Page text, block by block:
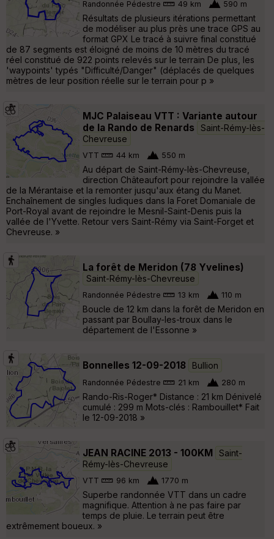
Randonnée Pédestre 49 km 590 m
Résultats de plusieurs itérations permettant
de modéliser au plus près une trace GPS au
format GPX Le tracé à suivre final constitué
de 87 segments est éloigné de moins de 10 mètres du tracé
réel constitué de 922 points relevés sur le terrain De plus, les
'waypoints' typés "Difficulté/Danger" (déplacés de quelques
mètres de leur position réelle sur le terrain pour p »
MJC Palaiseau VTT : Variante autour
de la Rando de Renards
Saint-Rémy-lès-
Chevreuse
VTT 44 km 550 m
Au départ de Saint-Rémy-lès-Chevreuse,
direction Châteaufort pour rejoindre la vallée
de la Mérantaise et la remonter jusqu'aux étang du Manet.
Enchaînement de singles ludiques dans la Foret Domaniale de
Port-Royal avant de rejoindre le Mesnil-Saint-Denis puis la
vallée de l'Yvette. Retour vers Saint-Rémy via Saint-Forget et
Chevreuse. »
La forêt de Meridon (78 Yvelines)
Saint-Rémy-lès-Chevreuse
Randonnée Pédestre 13 km 110 m
Boucle de 12 km dans la forêt de Meridon en
passant par Boullay-les-troux dans le
département de l'Essonne »
Bonnelles 12-09-2018 Bullion
Randonnée Pédestre 21 km 280 m
Rando-Ris-Roger* Distance : 21 km Dénivelé
cumulé : 299 m Mots-clés : Rambouillet* Fait
le 12-09-2018 »
JEAN RACINE 2013 - 100KM
Saint-
Rémy-lès-Chevreuse
VTT 96 km 1770 m
Superbe randonnée VTT dans un cadre
magnifique. Attention à ne pas faire par
temps de pluie. Le terrain peut être
extrêmement boueux. »